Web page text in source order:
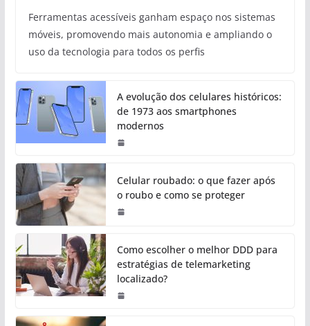
Ferramentas acessíveis ganham espaço nos sistemas
móveis, promovendo mais autonomia e ampliando o
uso da tecnologia para todos os perfis
A evolução dos celulares históricos:
de 1973 aos smartphones
modernos
Celular roubado: o que fazer após
o roubo e como se proteger
Como escolher o melhor DDD para
estratégias de telemarketing
localizado?